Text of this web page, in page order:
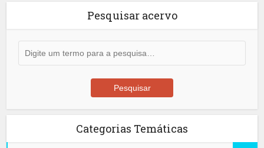
Pesquisar acervo
Categorias Temáticas